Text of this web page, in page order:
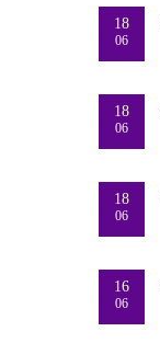
18
06
18
06
18
06
16
06